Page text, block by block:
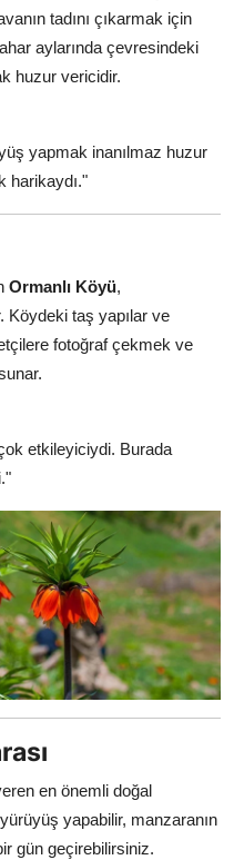
tadını çıkarmak için
aylarında çevresindeki
huzur vericidir.
yapmak inanılmaz huzur
harikaydı."
Ormanlı Köyü,
Köydeki taş yapılar ve
fotoğraf çekmek ve
etkileyiciydi. Burada
en önemli doğal
yapabilir, manzaranın
gün geçirebilirsiniz.